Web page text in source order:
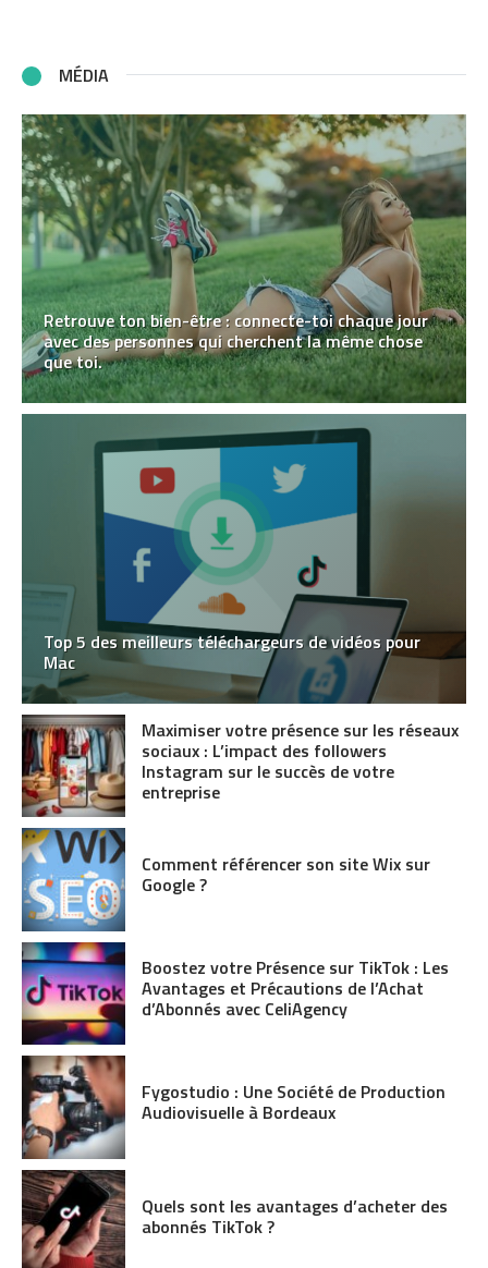
MÉDIA
Retrouve ton bien-être : connecte-toi chaque jour
avec des personnes qui cherchent la même chose
que toi.
Top 5 des meilleurs téléchargeurs de vidéos pour
Mac
Maximiser votre présence sur les réseaux
sociaux : L’impact des followers
Instagram sur le succès de votre
entreprise
Comment référencer son site Wix sur
Google ?
Boostez votre Présence sur TikTok : Les
Avantages et Précautions de l’Achat
d’Abonnés avec CeliAgency
Fygostudio : Une Société de Production
Audiovisuelle à Bordeaux
Quels sont les avantages d’acheter des
abonnés TikTok ?